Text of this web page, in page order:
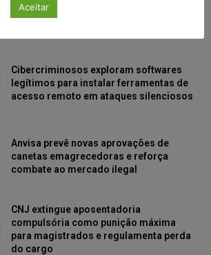
Cibercriminosos exploram softwares
legítimos para instalar ferramentas de
acesso remoto em ataques silenciosos
Anvisa prevê novas aprovações de
canetas emagrecedoras e reforça
combate ao mercado ilegal
CNJ extingue aposentadoria
compulsória como punição máxima
para magistrados e regulamenta perda
do cargo
Aceitar